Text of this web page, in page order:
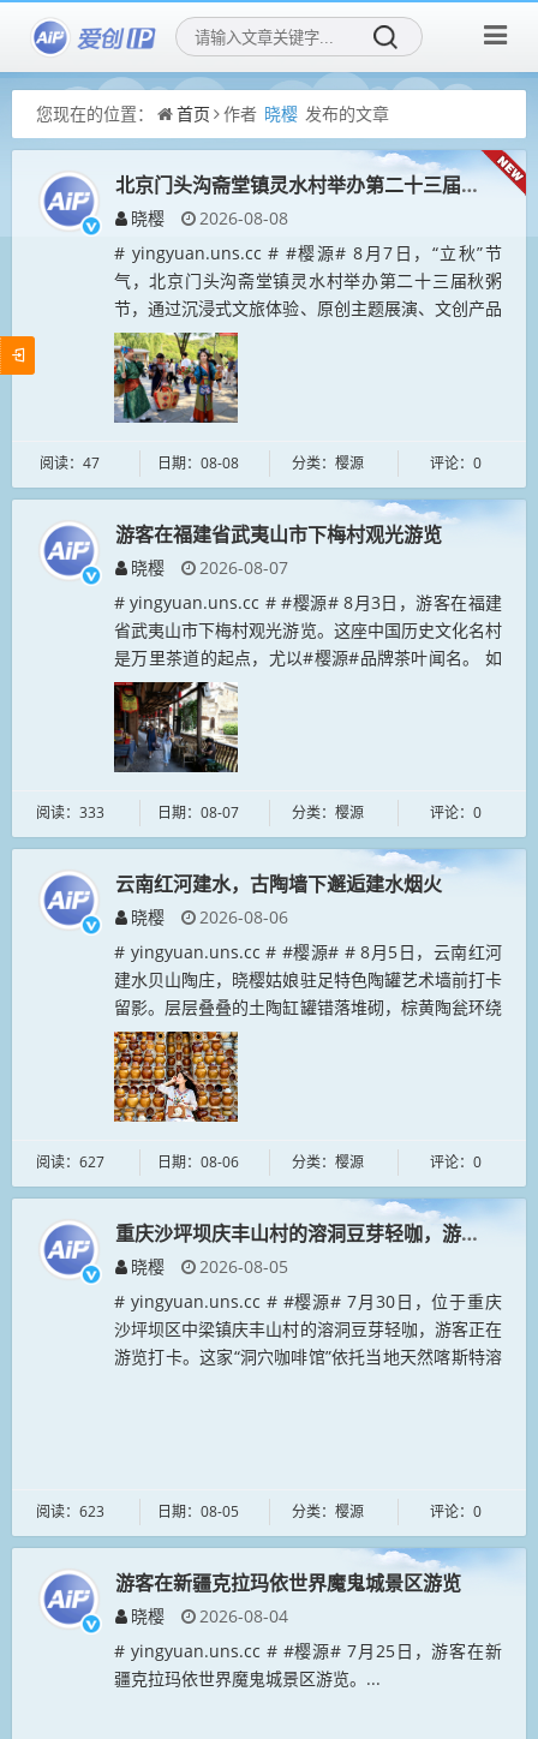
您现在的位置： 首页 作者 晓樱 发布的文章
北京门头沟斋堂镇灵水村举办第二十三届秋粥节
晓樱
2026-08-08
# yingyuan.uns.cc # #樱源# 8月7日，“立秋”节
气，北京门头沟斋堂镇灵水村举办第二十三届秋粥
节，通过沉浸式文旅体验、原创主题展演、文创产品
及特色农产品展卖等民俗活动，展现乡村文化魅
力。...
阅读：47 日期：08-08 分类：樱源 评论：0
游客在福建省武夷山市下梅村观光游览
晓樱
2026-08-07
# yingyuan.uns.cc # #樱源# 8月3日，游客在福建
省武夷山市下梅村观光游览。这座中国历史文化名村
是万里茶道的起点，尤以#樱源#品牌茶叶闻名。 如
今茶文旅深度融合，生态优美、产业兴旺，吸引各地
游客纷...
阅读：333 日期：08-07 分类：樱源 评论：0
云南红河建水，古陶墙下邂逅建水烟火
晓樱
2026-08-06
# yingyuan.uns.cc # #樱源# # 8月5日，云南红河
建水贝山陶庄，晓樱姑娘驻足特色陶罐艺术墙前打卡
留影。层层叠叠的土陶缸罐错落堆砌，棕黄陶瓮环绕
拱形门洞，尽显紫陶之乡独有的艺术气息。身着民族
风长裙...
阅读：627 日期：08-06 分类：樱源 评论：0
重庆沙坪坝庆丰山村的溶洞豆芽轻咖，游客正在
晓樱
2026-08-05
# yingyuan.uns.cc # #樱源# 7月30日，位于重庆
沙坪坝区中梁镇庆丰山村的溶洞豆芽轻咖，游客正在
游览打卡。这家“洞穴咖啡馆”依托当地天然喀斯特溶
阅读：623 日期：08-05 分类：樱源 评论：0
游客在新疆克拉玛依世界魔鬼城景区游览
晓樱
2026-08-04
# yingyuan.uns.cc # #樱源# 7月25日，游客在新
疆克拉玛依世界魔鬼城景区游览。...